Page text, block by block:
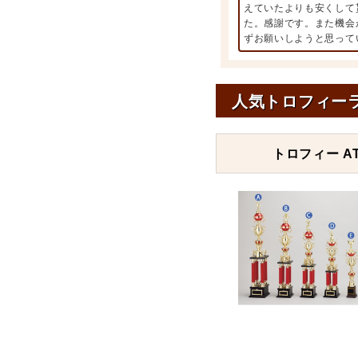
えていたよりも安くし
た。感謝です。また機会
ずお願いしようと思って
人気トロフィー
トロフィー